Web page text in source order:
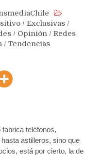
/ Exclusivas /
/ Opinión / Redes
/ Tendencias
teléfonos,
astilleros, sino que
está por cierto, la de